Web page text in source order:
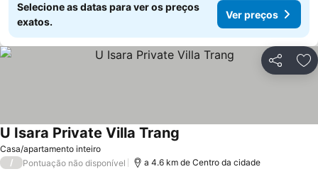
Selecione as datas para ver os preços
exatos.
Ver preços
Partilhar
Casa/apartamento inteiro
U Isara Private Villa Trang
/ Pontuação não disponível a 4.6 km de Centro da cidade